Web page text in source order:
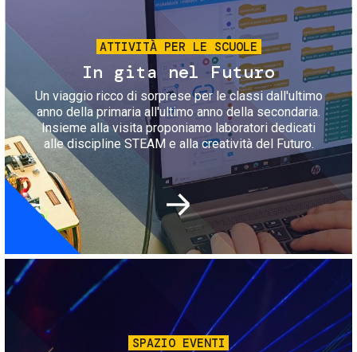
ATTIVITÀ PER LE SCUOLE
In gita nel Futuro
Un viaggio ricco di sorprese per le classi dall'ultimo
anno della primaria all'ultimo anno della secondaria.
Insieme alla visita proponiamo laboratori dedicati
alle discipline STEAM e alla creatività del Futuro.
Immagine
SPAZIO EVENTI